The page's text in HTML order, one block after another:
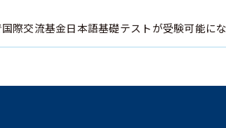
際交流基金日本語基礎テストが受験可能に